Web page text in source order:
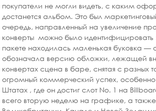
покупатели не могли видеть, с каким
достанется альбом. Это был
очередь, направленный на увеличение
конверты можно было
пакете находилась маленькая буковка —
обозначала версию обложки, лежащей
конвертах сцена в баре, снятая с разных
огромный коммерческий успех,
Штатах , где он достиг слот No. 1 на
всего вторую неделю на графике, а